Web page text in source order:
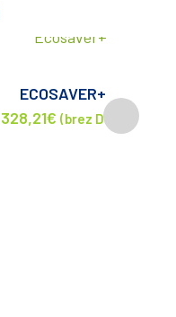
ECOSAVER+
328,21€ (brez DDV)